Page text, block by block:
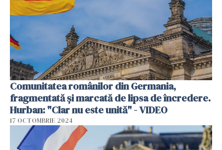
Comunitatea românilor din Germania,
fragmentată și marcată de lipsa de încredere.
Hurban: "Clar nu este unită" - VIDEO
17 OCTOMBRIE 2024